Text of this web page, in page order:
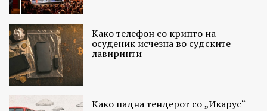
Како телефон со крипто на
осуденик исчезна во судските
лавиринти
Како падна тендерот со „Икарус“